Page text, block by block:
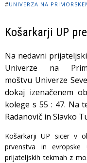
#UNIVERZA NA
Košarkarji UP
Na nedavni
Univerze na
moštvu Univerze
dokaj izenačenem
kolege s 55 : 47. Na
Radanovič in Slavko
Košarkarji UP sicer v
prvenstva in
prijateljskih tekmah z